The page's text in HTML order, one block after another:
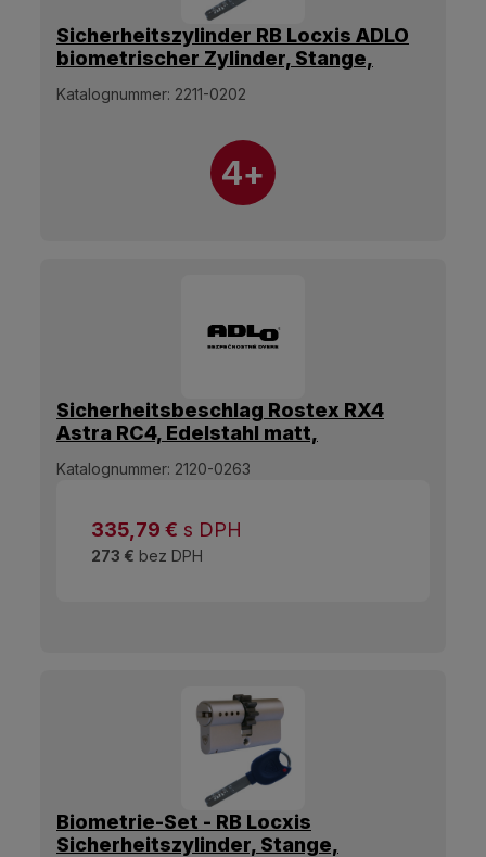
Sicherheitszylinder RB Locxis ADLO
biometrischer Zylinder, Stange,
Motor
Katalognummer: 2211-0202
4+
Sicherheitsbeschlag Rostex RX4
Astra RC4, Edelstahl matt,
Katalognummer: 2120-0263
335,79 € s DPH
273 € bez DPH
Biometrie-Set - RB Locxis
Sicherheitszylinder, Stange,